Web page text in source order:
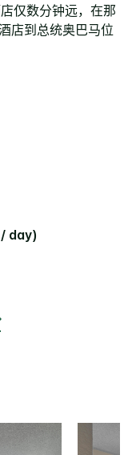
仅数分钟远，在那
店到总统奥巴马位
/ day)